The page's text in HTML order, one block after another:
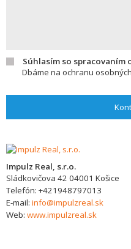
Súhlasím so spracovaním
Dbáme na ochranu
Impulz Real, s.r.o.
Sládkovičova 42 04001 Košice
Telefón: +421948797013
E-mail: info@impulzreal.sk
Web: www.impulzreal.sk